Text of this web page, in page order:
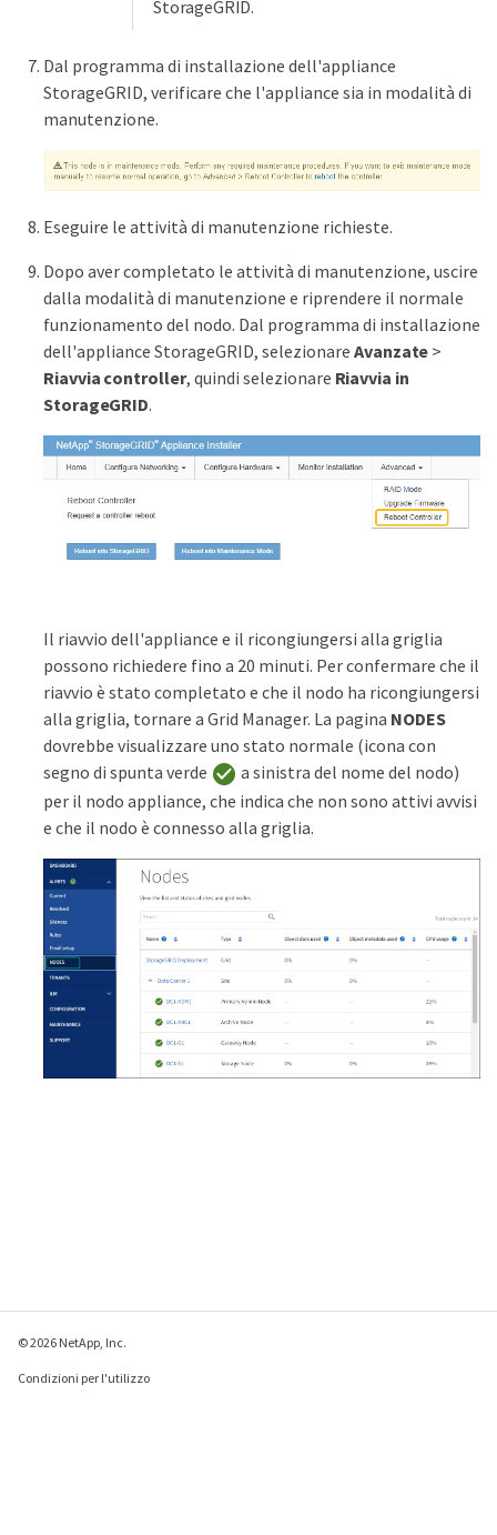
StorageGRID.
Dal programma di installazione dell'appliance
StorageGRID, verificare che l'appliance sia in modalità di
manutenzione.
Eseguire le attività di manutenzione richieste.
Dopo aver completato le attività di manutenzione, uscire
dalla modalità di manutenzione e riprendere il normale
funzionamento del nodo. Dal programma di installazione
dell'appliance StorageGRID, selezionare Avanzate >
Riavvia controller, quindi selezionare Riavvia in
StorageGRID.
Il riavvio dell'appliance e il ricongiungersi alla griglia
possono richiedere fino a 20 minuti. Per confermare che il
riavvio è stato completato e che il nodo ha ricongiungersi
alla griglia, tornare a Grid Manager. La pagina NODES
dovrebbe visualizzare uno stato normale (icona con
segno di spunta verde
a sinistra del nome del nodo)
per il nodo appliance, che indica che non sono attivi avvisi
e che il nodo è connesso alla griglia.
© 2026 NetApp, Inc.
Condizioni per l'utilizzo